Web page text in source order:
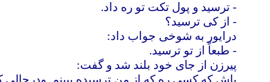
- ترسید و پول تکت تو ره داد.
- از کی ترسید؟
درایور به شوخی جواب داد:
- طبعاً از تو ترسید.
پیرزن از جای خود بلند شد و گفت: